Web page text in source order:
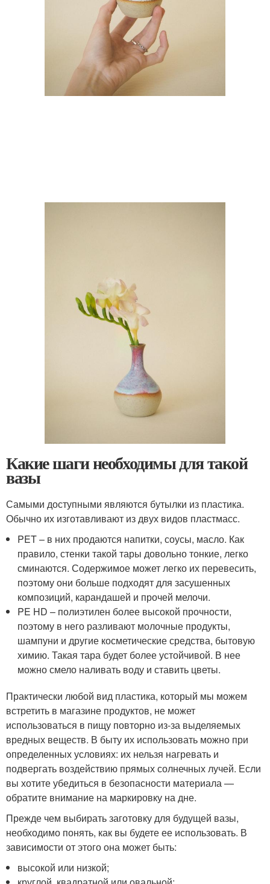
Какие шаги необходимы для такой
вазы
Самыми доступными являются бутылки из пластика.
Обычно их изготавливают из двух видов пластмасс.
PET – в них продаются напитки, соусы, масло. Как
правило, стенки такой тары довольно тонкие, легко
сминаются. Содержимое может легко их перевесить,
поэтому они больше подходят для засушенных
композиций, карандашей и прочей мелочи.
PE HD – полиэтилен более высокой прочности,
поэтому в него разливают молочные продукты,
шампуни и другие косметические средства, бытовую
химию. Такая тара будет более устойчивой. В нее
можно смело наливать воду и ставить цветы.
Практически любой вид пластика, который мы можем
встретить в магазине продуктов, не может
использоваться в пищу повторно из-за выделяемых
вредных веществ. В быту их использовать можно при
определенных условиях: их нельзя нагревать и
подвергать воздействию прямых солнечных лучей. Если
вы хотите убедиться в безопасности материала —
обратите внимание на маркировку на дне.
Прежде чем выбирать заготовку для будущей вазы,
необходимо понять, как вы будете ее использовать. В
зависимости от этого она может быть:
высокой или низкой;